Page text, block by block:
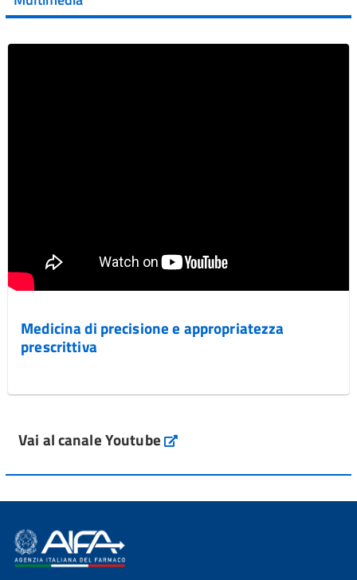
Vai al post →
Medicina di precisione e appropriatezza
prescrittiva
Vai al canale Youtube